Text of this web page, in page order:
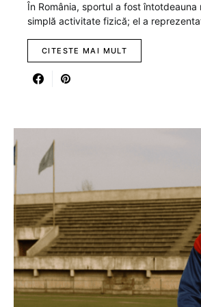
În România, sportul a fost
simplă activitate fizică; el a
CITESTE MAI MULT